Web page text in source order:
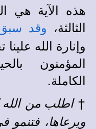
هذه الآية هي
الثالثة،
وقد سبق
وإنارة الله
المؤمنون
الكاملة.
†اطلب من
ويرعاها،